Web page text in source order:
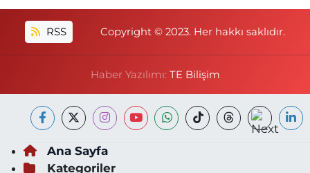
RSS Copyright © 2023. Her hakkı saklıdır.
Haber Yazılımı: TE Bilişim
Ana Sayfa
Kategoriler